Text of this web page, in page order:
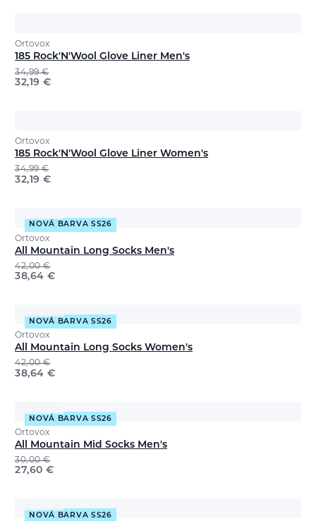
Ortovox
185 Rock'N'Wool Glove Liner Men's
34,99€
32,19 €
Ortovox
185 Rock'N'Wool Glove Liner Women's
34,99€
32,19 €
NOVÁ BARVA SS26
Ortovox
All Mountain Long Socks Men's
42,00€
38,64 €
NOVÁ BARVA SS26
Ortovox
All Mountain Long Socks Women's
42,00€
38,64 €
NOVÁ BARVA SS26
Ortovox
All Mountain Mid Socks Men's
30,00€
27,60 €
NOVÁ BARVA SS26